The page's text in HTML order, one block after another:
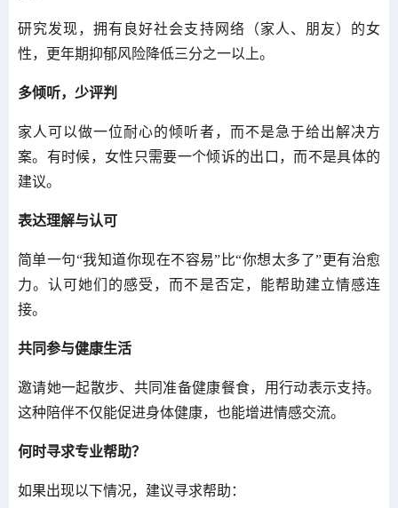
研究发现，拥有良好社会支持网络（家人、朋友）的女
性，更年期抑郁风险降低三分之一以上。
多倾听，少评判
家人可以做一位耐心的倾听者，而不是急于给出解决方
案。有时候，女性只需要一个倾诉的出口，而不是具体的
建议。
表达理解与认可
简单一句“我知道你现在不容易”比“你想太多了”更有治愈
力。认可她们的感受，而不是否定，能帮助建立情感连
接。
共同参与健康生活
邀请她一起散步、共同准备健康餐食，用行动表示支持。
这种陪伴不仅能促进身体健康，也能增进情感交流。
何时寻求专业帮助？
如果出现以下情况，建议寻求帮助：